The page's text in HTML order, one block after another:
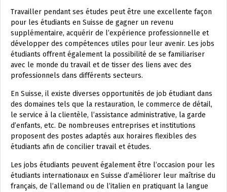
Travailler pendant ses études peut être une excellente façon
pour les étudiants en Suisse de gagner un revenu
supplémentaire, acquérir de l’expérience professionnelle et
développer des compétences utiles pour leur avenir. Les jobs
étudiants offrent également la possibilité de se familiariser
avec le monde du travail et de tisser des liens avec des
professionnels dans différents secteurs.
En Suisse, il existe diverses opportunités de job étudiant dans
des domaines tels que la restauration, le commerce de détail,
le service à la clientèle, l’assistance administrative, la garde
d’enfants, etc. De nombreuses entreprises et institutions
proposent des postes adaptés aux horaires flexibles des
étudiants afin de concilier travail et études.
Les jobs étudiants peuvent également être l’occasion pour les
étudiants internationaux en Suisse d’améliorer leur maîtrise du
français, de l’allemand ou de l’italien en pratiquant la langue